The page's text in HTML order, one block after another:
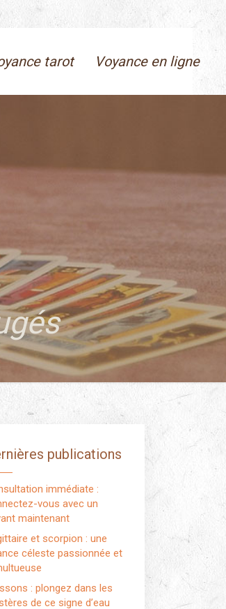
tarot Voyance en ligne
publications
immédiate :
vous avec un
maintenant
et scorpion : une
céleste passionnée et
: plongez dans les
de ce signe d’eau